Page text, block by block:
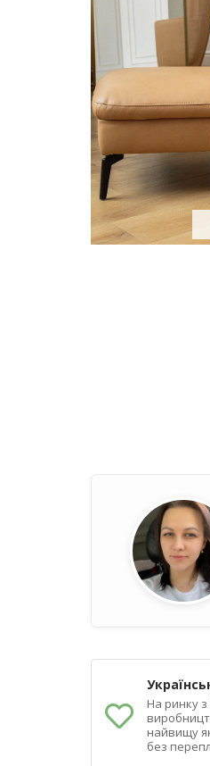
На ринку з
найвищу
без